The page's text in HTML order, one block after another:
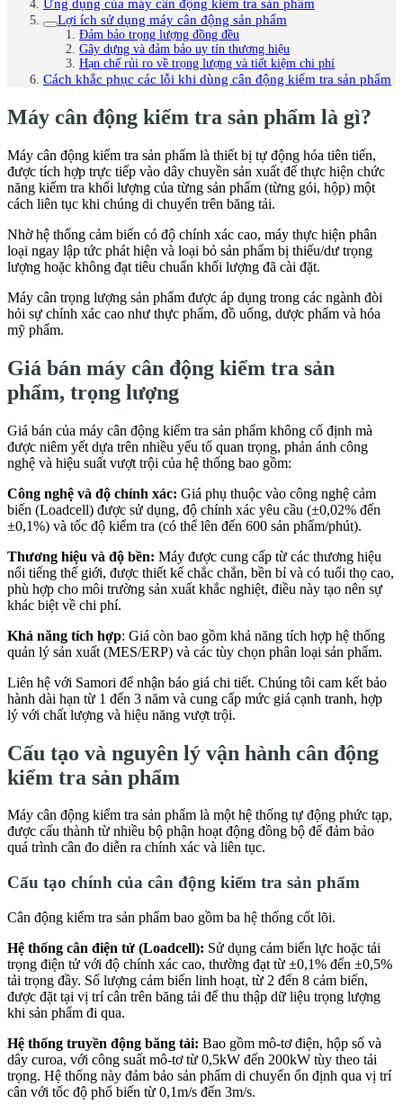
Ứng dụng của máy cân động kiểm tra sản phẩm
Lợi ích sử dụng máy cân động sản phẩm
Đảm bảo trọng lượng đồng đều
Gây dựng và đảm bảo uy tín thương hiệu
Hạn chế rủi ro về trọng lượng và tiết kiệm chi phí
Cách khắc phục các lỗi khi dùng cân động kiểm tra sản phẩm
Máy cân động kiểm tra sản phẩm là gì?
Máy cân động kiểm tra sản phẩm là thiết bị tự động hóa tiên tiến,
được tích hợp trực tiếp vào dây chuyền sản xuất để thực hiện chức
năng kiểm tra khối lượng của từng sản phẩm (từng gói, hộp) một
cách liên tục khi chúng di chuyển trên băng tải.
Nhờ hệ thống cảm biến có độ chính xác cao, máy thực hiện phân
loại ngay lập tức phát hiện và loại bỏ sản phẩm bị thiếu/dư trọng
lượng hoặc không đạt tiêu chuẩn khối lượng đã cài đặt.
Máy cân trọng lượng sản phẩm được áp dụng trong các ngành đòi
hỏi sự chính xác cao như thực phẩm, đồ uống, dược phẩm và hóa
mỹ phẩm.
Giá bán máy cân động kiểm tra sản
phẩm, trọng lượng
Giá bán của máy cân động kiểm tra sản phẩm không cố định mà
được niêm yết dựa trên nhiều yếu tố quan trọng, phản ánh công
nghệ và hiệu suất vượt trội của hệ thống bao gồm:
Công nghệ và độ chính xác: Giá phụ thuộc vào công nghệ cảm
biến (Loadcell) được sử dụng, độ chính xác yêu cầu (±0,02% đến
±0,1%) và tốc độ kiểm tra (có thể lên đến 600 sản phẩm/phút).
Thương hiệu và độ bền: Máy được cung cấp từ các thương hiệu
nổi tiếng thế giới, được thiết kế chắc chắn, bền bỉ và có tuổi thọ cao,
phù hợp cho môi trường sản xuất khắc nghiệt, điều này tạo nên sự
khác biệt về chi phí.
Khả năng tích hợp: Giá còn bao gồm khả năng tích hợp hệ thống
quản lý sản xuất (MES/ERP) và các tùy chọn phân loại sản phẩm.
Liên hệ với Samori để nhận báo giá chi tiết. Chúng tôi cam kết bảo
hành dài hạn từ 1 đến 3 năm và cung cấp mức giá cạnh tranh, hợp
lý với chất lượng và hiệu năng vượt trội.
Cấu tạo và nguyên lý vận hành cân động
kiểm tra sản phẩm
Máy cân động kiểm tra sản phẩm là một hệ thống tự động phức tạp,
được cấu thành từ nhiều bộ phận hoạt động đồng bộ để đảm bảo
quá trình cân đo diễn ra chính xác và liên tục.
Cấu tạo chính của cân động kiểm tra sản phẩm
Cân động kiểm tra sản phẩm bao gồm ba hệ thống cốt lõi.
Hệ thống cân điện tử (Loadcell): Sử dụng cảm biến lực hoặc tải
trọng điện tử với độ chính xác cao, thường đạt từ ±0,1% đến ±0,5%
tải trọng đầy. Số lượng cảm biến linh hoạt, từ 2 đến 8 cảm biến,
được đặt tại vị trí cân trên băng tải để thu thập dữ liệu trọng lượng
khi sản phẩm đi qua.
Hệ thống truyền động băng tải: Bao gồm mô-tơ điện, hộp số và
dây curoa, với công suất mô-tơ từ 0,5kW đến 200kW tùy theo tải
trọng. Hệ thống này đảm bảo sản phẩm di chuyển ổn định qua vị trí
cân với tốc độ phổ biến từ 0,1m/s đến 3m/s.